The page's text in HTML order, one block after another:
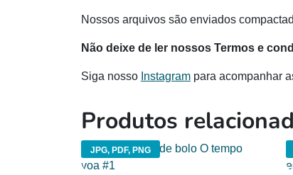
Nossos arquivos são enviados
Não deixe de ler nossos Termos e
Siga nosso Instagram para acompanhar
Produtos
JPG, PDF, PNG